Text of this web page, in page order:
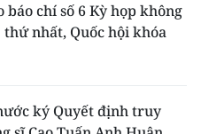
báo chí số 6 Kỳ họp không
nhất, Quốc hội khóa
ký Quyết định truy